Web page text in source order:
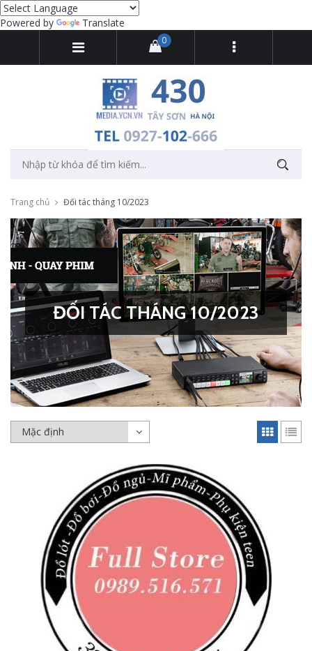
Powered by Translate
0
Trang chủ Đối tác tháng 10/2023
ĐỐI TÁC THÁNG 10/2023